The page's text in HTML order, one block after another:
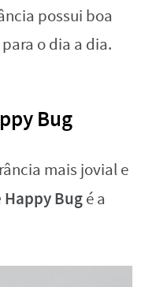
possui boa
o dia a dia.
Bug
mais jovial e
Bugé a